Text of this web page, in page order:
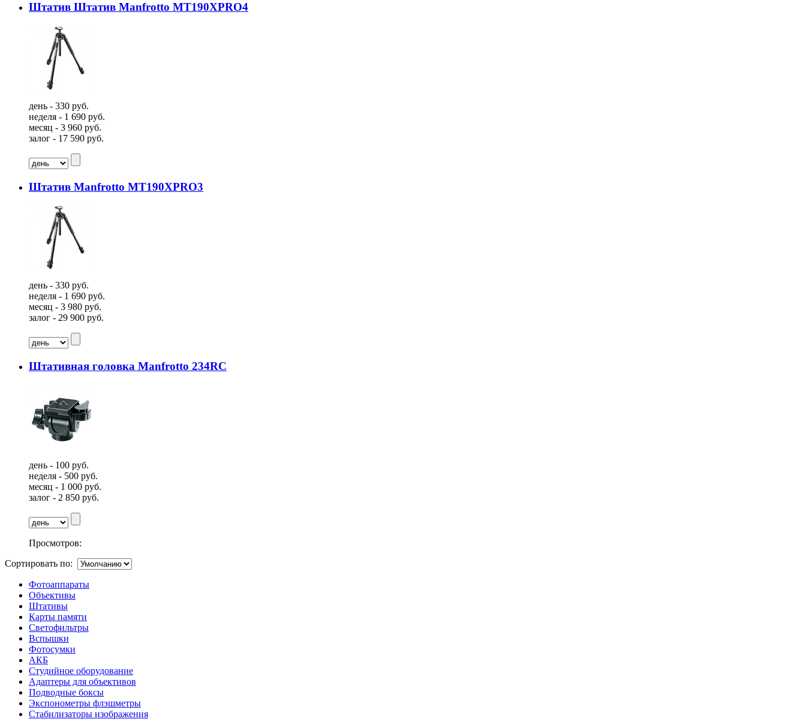
Штатив Штатив Manfrotto MT190XPRO4
день - 330 руб.
неделя - 1 690 руб.
месяц - 3 960 руб.
залог - 17 590 руб.
Штатив Manfrotto MT190XPRO3
день - 330 руб.
неделя - 1 690 руб.
месяц - 3 980 руб.
залог - 29 900 руб.
Штативная головка Manfrotto 234RC
день - 100 руб.
неделя - 500 руб.
месяц - 1 000 руб.
залог - 2 850 руб.
Просмотров:
Сортировать по:
Фотоаппараты
Объективы
Штативы
Карты памяти
Светофильтры
Вспышки
Фотосумки
АКБ
Студийное оборудование
Адаптеры для объективов
Подводные боксы
Экспонометры флэшметры
Стабилизаторы изображения